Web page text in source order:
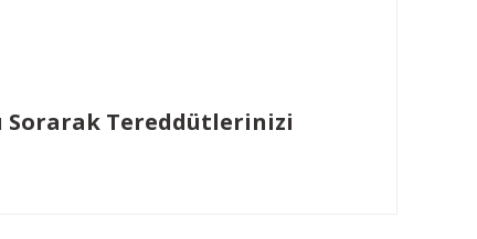
Sorarak Tereddütlerinizi